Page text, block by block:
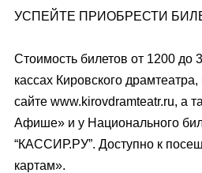
УСПЕЙТЕ ПРИОБРЕСТИ
Стоимость билетов от 1200 до
кассах Кировского
сайте www.kirovdramteatr.ru, а
Афише» и у Национального
“КАССИР.РУ”. Доступно к
картам».